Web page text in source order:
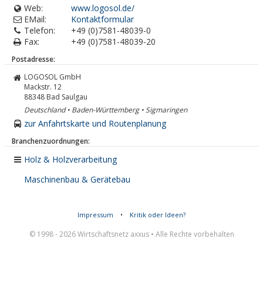
Web:
www.logosol.de/
EMail:
Kontaktformular
Telefon:
+49 (0)7581-48039-0
Fax:
+49 (0)7581-48039-20
Postadresse:
LOGOSOL GmbH
Mackstr. 12
88348 Bad Saulgau
Deutschland • Baden-Württemberg • Sigmaringen
zur Anfahrtskarte und Routenplanung
Branchenzuordnungen:
Holz & Holzverarbeitung
Maschinenbau & Gerätebau
Impressum • Kritik oder Ideen?
© 1998 - 2026 Wirtschaftsnetz axxus • Alle Rechte vorbehalten